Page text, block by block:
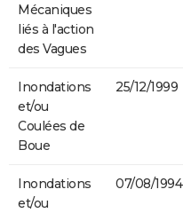
Mécaniques
liés à l'action
des Vagues
Inondations
et/ou
Coulées de
Boue
25/12/1999
Inondations
et/ou
07/08/1994